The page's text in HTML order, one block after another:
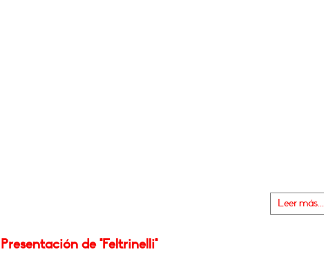
Leer más...
Presentación de "Feltrinelli"